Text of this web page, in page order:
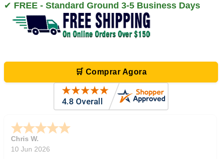
✔ FREE - Standard Ground 3-5 Business Days
🛒 Comprar Agora
Zi -TX,united states
5 Jun 2026